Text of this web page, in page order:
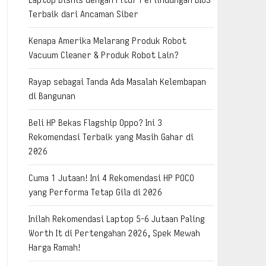
Terbaik dari Ancaman Siber
Kenapa Amerika Melarang Produk Robot
Vacuum Cleaner & Produk Robot Lain?
Rayap sebagai Tanda Ada Masalah Kelembapan
di Bangunan
Beli HP Bekas Flagship Oppo? Ini 3
Rekomendasi Terbaik yang Masih Gahar di
2026
Cuma 1 Jutaan! Ini 4 Rekomendasi HP POCO
yang Performa Tetap Gila di 2026
Inilah Rekomendasi Laptop 5-6 Jutaan Paling
Worth It di Pertengahan 2026, Spek Mewah
Harga Ramah!